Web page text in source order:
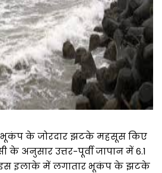
भूकंप के जोरदार झटके महसूस किए
के अनुसार उत्तर-पूर्वी जापान में 6.1
इस इलाके में लगातार भूकंप के झटके